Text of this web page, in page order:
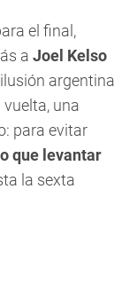
el final,
a Joel Kelso
argentina
una
para evitar
que levantar
la sexta